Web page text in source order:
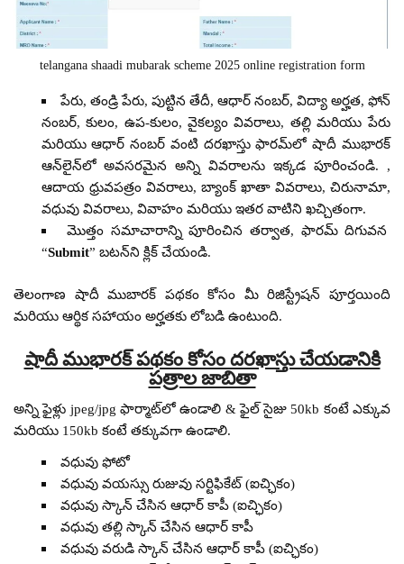
telangana shaadi mubarak scheme 2025 online registration form
పేరు, తండ్రి పేరు, పుట్టిన తేదీ, ఆధార్ నంబర్, విద్యా అర్హత, ఫోన్
నంబర్, కులం, ఉప-కులం, వైకల్యం వివరాలు, తల్లి మరియు పేరు
మరియు ఆధార్ నంబర్ వంటి దరఖాస్తు ఫారమ్‌లో షాదీ ముభారక్
ఆన్‌లైన్‌లో అవసరమైన అన్ని వివరాలను ఇక్కడ పూరించండి. ,
ఆదాయ ధ్రువపత్రం వివరాలు, బ్యాంక్ ఖాతా వివరాలు, చిరునామా,
వధువు వివరాలు, వివాహం మరియు ఇతర వాటిని ఖచ్చితంగా.
మొత్తం సమాచారాన్ని పూరించిన తర్వాత, ఫారమ్ దిగువన
“Submit” బటన్‌ని క్లిక్ చేయండి.
తెలంగాణ షాదీ ముబారక్ పథకం కోసం మీ రిజిస్ట్రేషన్ పూర్తయింది
మరియు ఆర్థిక సహాయం అర్హతకు లోబడి ఉంటుంది.
షాదీ ముభారక్ పథకం కోసం దరఖాస్తు చేయడానికి
పత్రాల జాబితా
అన్ని ఫైళ్లు jpeg/jpg ఫార్మాట్‌లో ఉండాలి & ఫైల్ సైజు 50kb కంటే ఎక్కువ
మరియు 150kb కంటే తక్కువగా ఉండాలి.
వధువు ఫోటో
వధువు వయస్సు రుజువు సర్టిఫికేట్ (ఐచ్ఛికం)
వధువు స్కాన్ చేసిన ఆధార్ కాపీ (ఐచ్ఛికం)
వధువు తల్లి స్కాన్ చేసిన ఆధార్ కాపీ
వధువు వరుడి స్కాన్ చేసిన ఆధార్ కాపీ (ఐచ్ఛికం)